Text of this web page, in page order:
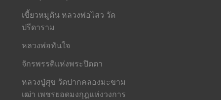
เขี้ยวหมูตัน หลวงพ่อไสว วัด
ปรีดาราม
หลวงพ่อทันใจ
จักรพรรดิแห่งพระปิดตา
หลวงปู่ศุข วัดปากคลองมะขาม
เฒ่า เพชรยอดมงกุฎแห่งวงการ